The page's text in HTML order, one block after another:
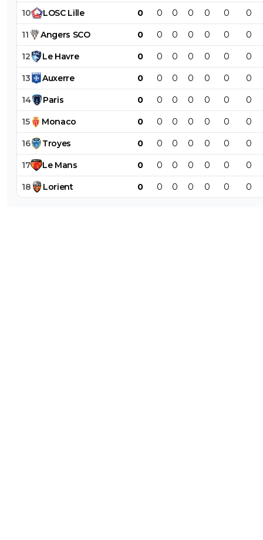
10 LOSC Lille 0 0 0 0 0 0 0
11 Angers SCO 0 0 0 0 0 0 0
12 Le Havre 0 0 0 0 0 0 0
13 Auxerre 0 0 0 0 0 0 0
14 Paris 0 0 0 0 0 0 0
15 Monaco 0 0 0 0 0 0 0
16 Troyes 0 0 0 0 0 0 0
17 Le Mans 0 0 0 0 0 0 0
18 Lorient 0 0 0 0 0 0 0